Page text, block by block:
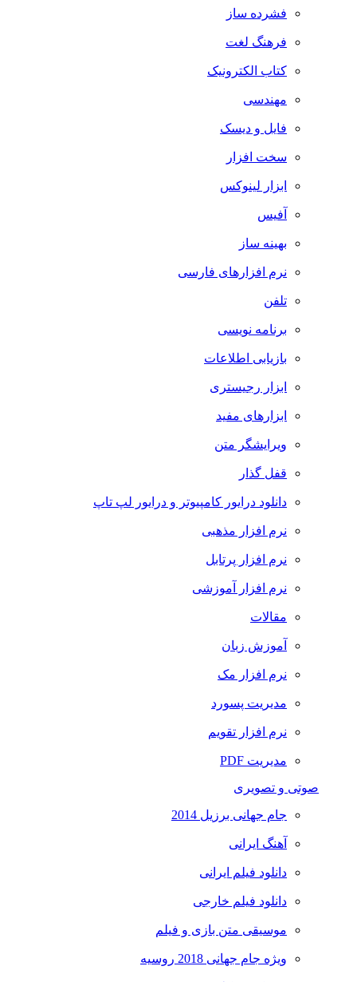
فشرده ساز
فرهنگ لغت
کتاب الکترونیک
مهندسی
فایل و دیسک
سخت افزار
ابزار لینوکس
آفیس
بهینه ساز
نرم افزارهای فارسی
تلفن
برنامه نویسی
بازیابی اطلاعات
ابزار رجیستری
ابزارهای مفید
ویرایشگر متن
قفل گذار
دانلود درایور کامپیوتر و درایور لپ تاپ
نرم افزار مذهبی
نرم افزار پرتابل
نرم افزار آموزشی
مقالات
آموزش زبان
نرم افزار مک
مدیریت پسورد
نرم افزار تقویم
مدیریت PDF
صوتی و تصویری
جام جهانی برزیل 2014
آهنگ ایرانی
دانلود فیلم ایرانی
دانلود فیلم خارجی
موسیقی متن بازی و فیلم
ویژه جام جهانی 2018 روسیه